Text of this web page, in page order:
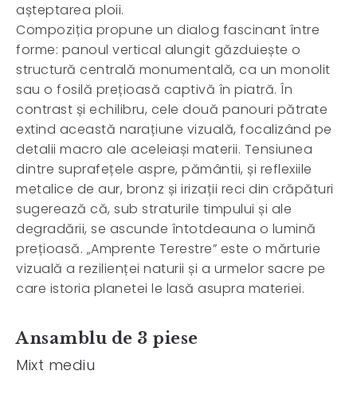
așteptarea ploii.
Compoziția propune un dialog fascinant între
forme: panoul vertical alungit găzduiește o
structură centrală monumentală, ca un monolit
sau o fosilă prețioasă captivă în piatră. În
contrast și echilibru, cele două panouri pătrate
extind această narațiune vizuală, focalizând pe
detalii macro ale aceleiași materii. Tensiunea
dintre suprafețele aspre, pământii, și reflexiile
metalice de aur, bronz și irizații reci din crăpături
sugerează că, sub straturile timpului și ale
degradării, se ascunde întotdeauna o lumină
prețioasă. „Amprente Terestre” este o mărturie
vizuală a rezilienței naturii și a urmelor sacre pe
care istoria planetei le lasă asupra materiei.
Ansamblu de 3 piese
Mixt mediu